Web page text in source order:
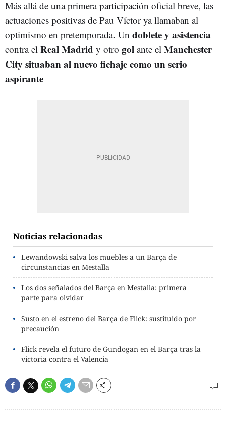
Más allá de una primera participación oficial breve, las
actuaciones positivas de Pau Víctor ya llamaban al
optimismo en pretemporada. Un doblete y asistencia
contra el Real Madrid y otro gol ante el Manchester
City situaban al nuevo fichaje como un serio
aspirante
Noticias relacionadas
Lewandowski salva los muebles a un Barça de
circunstancias en Mestalla
Los dos señalados del Barça en Mestalla: primera
parte para olvidar
Susto en el estreno del Barça de Flick: sustituido por
precaución
Flick revela el futuro de Gundogan en el Barça tras la
victoria contra el Valencia